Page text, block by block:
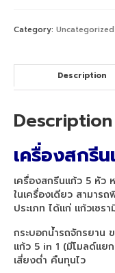
เครื่องพิ
1.3m
1.7m
เครื่อง
เครื่องพิม
เครื่องพิม
Category: Uncategorized
Description
Description
เครื่องสกรี
เครื่องสกรีนแก้ว 5 หัว
ในเครื่องเดียว สามาร
ประเภท ได้แก่ แก้วเซร
กระบอกน้ำรถจักรยาน
แก้ว 5 in 1 (มีโมลด์แ
เสี่ยงต่ำ คืนทุนไว